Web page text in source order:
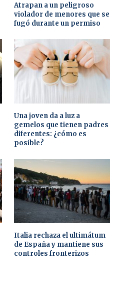
Atrapan a un peligroso
violador de menores que se
fugó durante un permiso
Una joven da a luz a
gemelos que tienen padres
diferentes: ¿cómo es
posible?
Italia rechaza el ultimátum
de España y mantiene sus
controles fronterizos